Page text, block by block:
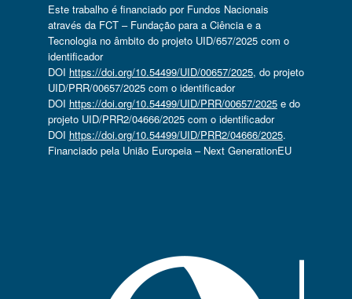
Este trabalho é financiado por Fundos Nacionais
através da FCT – Fundação para a Ciência e a
Tecnologia no âmbito do projeto UID/657/2025 com o
identificador
DOI https://doi.org/10.54499/UID/00657/2025, do projeto
UID/PRR/00657/2025 com o identificador
DOI https://doi.org/10.54499/UID/PRR/00657/2025e do
projeto UID/PRR2/04666/2025 com o identificador
DOI https://doi.org/10.54499/UID/PRR2/04666/2025.
Financiado pela União Europeia – Next GenerationEU